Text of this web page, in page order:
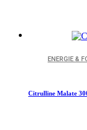
ENERGIE &
Citrulline Malate